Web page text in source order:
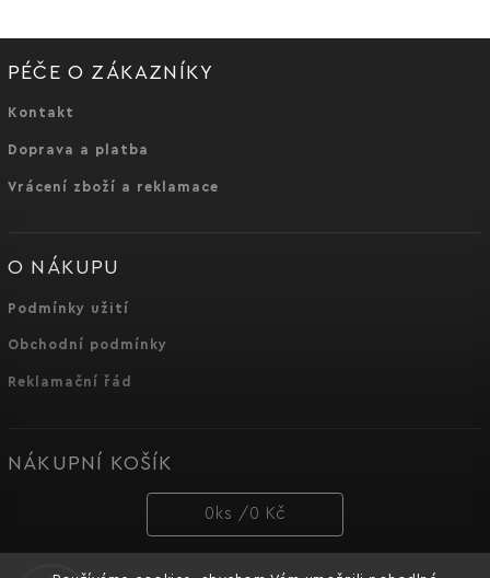
PÉČE O ZÁKAZNÍKY
Kontakt
Doprava a platba
Vrácení zboží a reklamace
O NÁKUPU
Podmínky užití
Obchodní podmínky
Reklamační řád
NÁKUPNÍ KOŠÍK
0 ks / 0 Kč